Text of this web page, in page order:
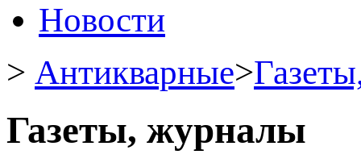
Новости
> Антикварные>
Газеты, журналы